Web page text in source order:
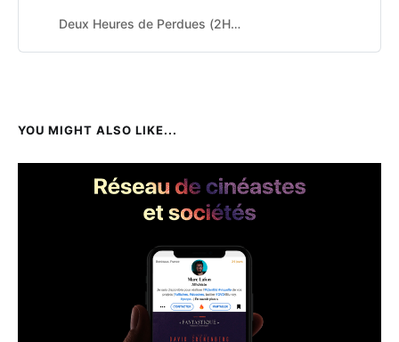
Deux Heures de Perdues (2HDP)
YOU MIGHT ALSO LIKE...